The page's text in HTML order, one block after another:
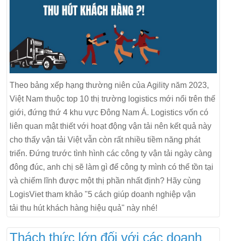
Theo bảng xếp hạng thường niên của Agility năm 2023,
Việt Nam thuộc top 10 thị trường logistics mới nổi trên thế
giới, đứng thứ 4 khu vực Đông Nam Á. Logistics vốn có
liên quan mật thiết với hoạt động vận tải nên kết quả này
cho thấy vận tải Việt vẫn còn rất nhiều tiềm năng phát
triển. Đứng trước tình hình các công ty vận tải ngày càng
đông đúc, anh chị sẽ làm gì để công ty mình có thể tồn tại
và chiếm lĩnh được một thị phần nhất định? Hãy cùng
LogisViet tham khảo "5 cách giúp doanh nghiệp vận
tải thu hút khách hàng hiệu quả" này nhé!
Thách thức lớn đối với các doanh